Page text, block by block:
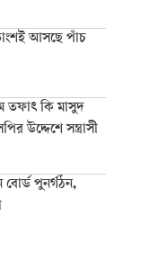
আসছে পাঁচ
তফাৎ কি মাসুদ
উদ্দেশে সন্ত্রাসী
বোর্ড পুনর্গঠন,